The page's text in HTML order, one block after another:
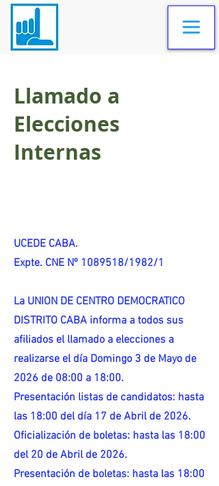
Llamado a
Elecciones
Internas
UCEDE CABA.
Expte. CNE Nº 1089518/1982/1
La UNION DE CENTRO DEMOCRATICO
DISTRITO CABA informa a todos sus
afiliados el llamado a elecciones a
realizarse el día Domingo 3 de Mayo de
2026 de 08:00 a 18:00.
Presentación listas de candidatos: hasta
las 18:00 del día 17 de Abril de 2026.
Oficialización de boletas: hasta las 18:00
del 20 de Abril de 2026.
Presentación de boletas: hasta las 18:00